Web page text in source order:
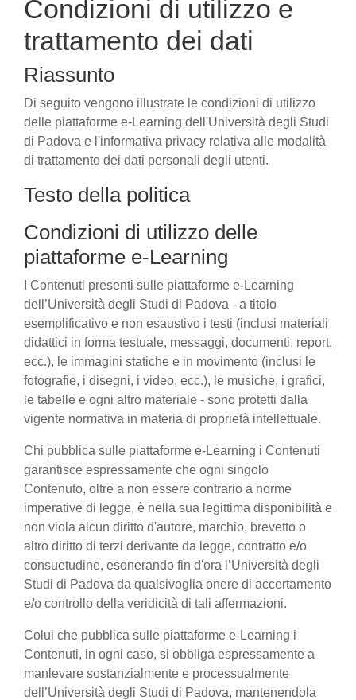
Condizioni di utilizzo e
trattamento dei dati
Riassunto
Di seguito vengono illustrate le condizioni di utilizzo
delle piattaforme e-Learning dell'Università degli Studi
di Padova e l'informativa privacy relativa alle modalità
di trattamento dei dati personali degli utenti.
Testo della politica
Condizioni di utilizzo delle
piattaforme e-Learning
I Contenuti presenti sulle piattaforme e-Learning
dell’Università degli Studi di Padova - a titolo
esemplificativo e non esaustivo i testi (inclusi materiali
didattici in forma testuale, messaggi, documenti, report,
ecc.), le immagini statiche e in movimento (inclusi le
fotografie, i disegni, i video, ecc.), le musiche, i grafici,
le tabelle e ogni altro materiale - sono protetti dalla
vigente normativa in materia di proprietà intellettuale.
Chi pubblica sulle piattaforme e-Learning i Contenuti
garantisce espressamente che ogni singolo
Contenuto, oltre a non essere contrario a norme
imperative di legge, è nella sua legittima disponibilità e
non viola alcun diritto d'autore, marchio, brevetto o
altro diritto di terzi derivante da legge, contratto e/o
consuetudine, esonerando fin d'ora l’Università degli
Studi di Padova da qualsivoglia onere di accertamento
e/o controllo della veridicità di tali affermazioni.
Colui che pubblica sulle piattaforme e-Learning i
Contenuti, in ogni caso, si obbliga espressamente a
manlevare sostanzialmente e processualmente
dell’Università degli Studi di Padova, mantenendola